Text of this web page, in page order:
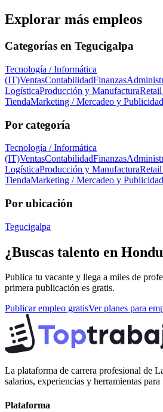
Explorar más empleos
Categorías en Tegucigalpa
Tecnología / Informática
(IT)VentasContabilidadFinanzas
LogísticaProducción y ManufacturaRetail
TiendaMarketing / Mercadeo y Publicidad
Por categoría
Tecnología / Informática
(IT)VentasContabilidadFinanzas
LogísticaProducción y ManufacturaRetail
TiendaMarketing / Mercadeo y Publicidad
Por ubicación
Tegucigalpa
¿Buscas talento en
Publica tu vacante y llega a miles de
primera publicación es gratis.
Publicar empleo gratisVer planes para
La plataforma de carrera profesional de
salarios, experiencias y herramientas
Plataforma